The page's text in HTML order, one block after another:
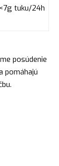
<7g tuku/24h
posúdenie
pomáhajú